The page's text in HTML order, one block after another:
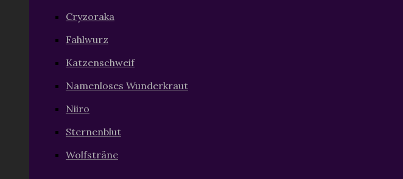
Cryzoraka
Fahlwurz
Katzenschweif
Namenloses Wunderkraut
Niiro
Sternenblut
Wolfsträne